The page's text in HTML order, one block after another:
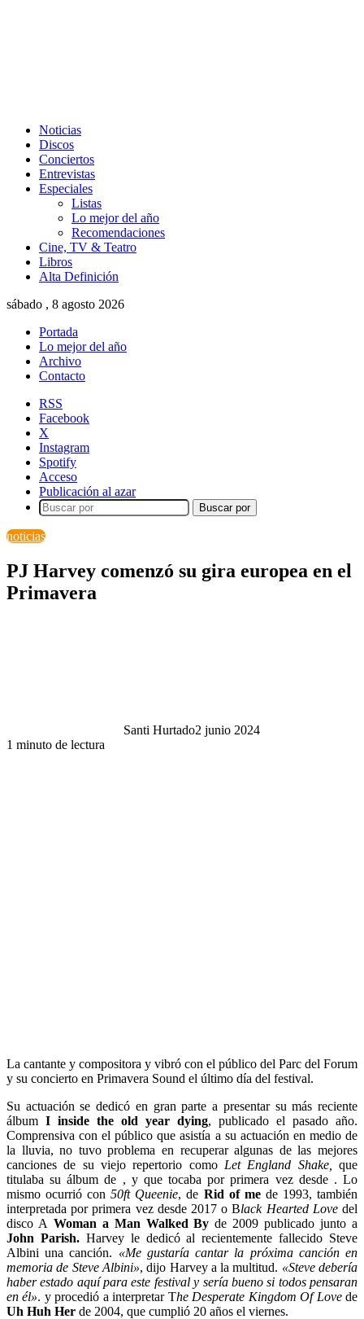
Noticias
Discos
Conciertos
Entrevistas
Especiales
Listas
Lo mejor del año
Recomendaciones
Cine, TV & Teatro
Libros
Alta Definición
sábado , 8 agosto 2026
Portada
Lo mejor del año
Archivo
Contacto
RSS
Facebook
X
Instagram
Spotify
Acceso
Publicación al azar
Buscar por
noticias
PJ Harvey comenzó su gira europea en el
Primavera
Santi Hurtado2 junio 2024
1 minuto de lectura
La cantante y compositora y vibró con el público del Parc del Forum
y su concierto en Primavera Sound el último día del festival.
Su actuación se dedicó en gran parte a presentar su más reciente
álbum I inside the old year dying, publicado el pasado año.
Comprensiva con el público que asistía a su actuación en medio de
la lluvia, no tuvo problema en recuperar algunas de las mejores
canciones de su viejo repertorio como Let England Shake,
que
titulaba su álbum de , y que tocaba por primera vez desde . Lo
mismo ocurrió con50ft Queenie, de Rid of mede 1993, también
interpretada por primera vez desde 2017 o Black Hearted Lovedel
disco A Woman a Man Walked By de 2009 publicado junto a
John Parish.Harvey le dedicó al recientemente fallecido Steve
Albini una canción. «Me gustaría cantar la próxima canción en
memoria de Steve Albini», dijo Harvey a la multitud. «Steve debería
haber estado aquí para este festival y sería bueno si todos pensaran
en él». y procedió a interpretar The Desperate Kingdom Of Lovede
Uh Huh Her de 2004, que cumplió 20 años el viernes.